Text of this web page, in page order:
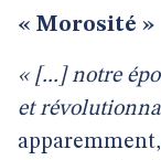
« Morosité »
« [...] notre
et